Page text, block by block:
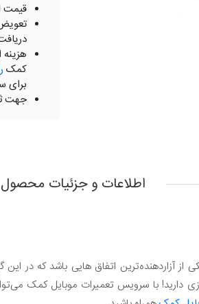
قیمت
کمک
برای
جهت
اطلاعات و جزئیات محصول
6 پلاس می‌تواند یکی از آزاردهنده‌ترین اتفاق